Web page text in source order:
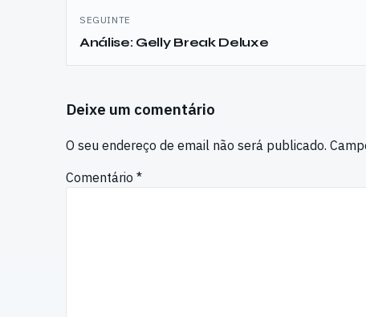
SEGUINTE
Análise: Gelly Break Deluxe
Deixe um comentário
O seu endereço de email não será publicado.
Comentário *